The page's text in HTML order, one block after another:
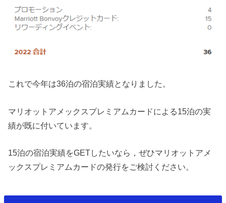
これで今年は36泊の宿泊実績となりました。
マリオットアメックスプレミアムカードによる15泊の実
績が既に付いています。
15泊の宿泊実績をGETしたいなら，ぜひマリオットアメ
ックスプレミアムカードの発行をご検討ください。